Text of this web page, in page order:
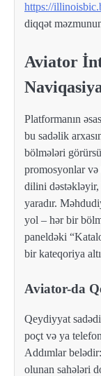
https://
diqqət
Aviator
Platformanın
bu sadəlik
bölmələri
promosyonlar və
dilini dəstəkləyir,
yaradır.
yol – hər bir
paneldəki
bir kateqoriya
Aviator-da
Qeydiyyat
poçt və ya
Addımlar
olunan sahələri